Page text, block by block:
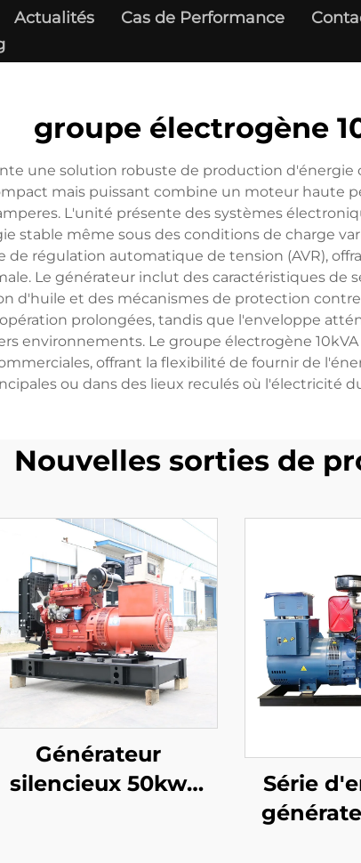
Actualités Cas de Performance
groupe électrogène
une solution robuste de production
mais puissant combine un moteur haute
L'unité présente des systèmes
stable même sous des conditions de charge
de régulation automatique de tension (AVR),
Le générateur inclut des caractéristiques de
d'huile et des mécanismes de protection
prolongées, tandis que l'enveloppe
environnements. Le groupe électrogène
offrant la flexibilité de fournir de
ou dans des lieux reculés où l'électricité
Nouvelles sorties de
Générateur
silencieux 50kw
Série